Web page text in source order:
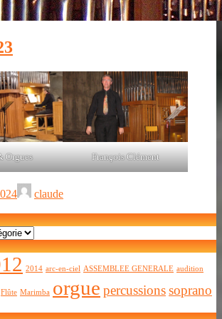
Orgues François Clément
claude
2014 arc-en-ciel ASSEMBLEE GENERALE audition
Flûte Marimba orgue percussionssoprano